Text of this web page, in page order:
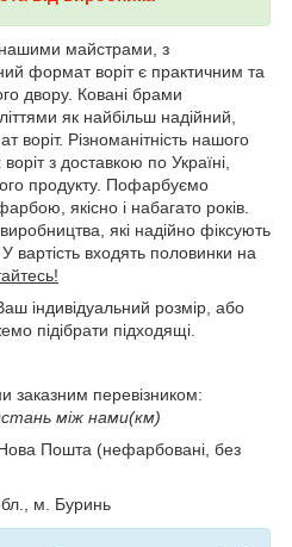
нашими майстрами, з
формат воріт є практичним та
двору. Ковані брами
як найбільш надійний,
воріт. Різноманітність нашого
з доставкою по Україні,
продукту. Пофарбуємо
якісно і набагато років.
які надійно фіксують
вартість входять половинки на
індивідуальний розмір, або
підібрати підходящі.
заказним перевізником:
між нами(км)
Пошта (нефарбовані, без
м. Буринь